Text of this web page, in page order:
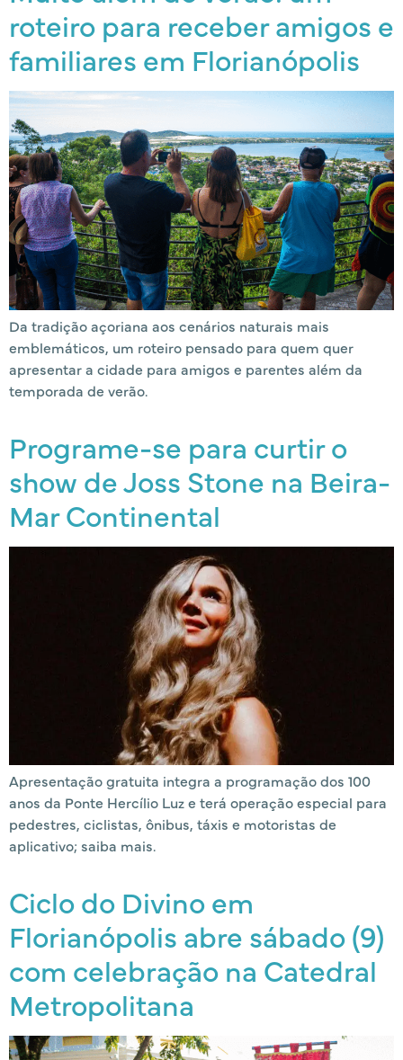
roteiro para receber amigos e
familiares em Florianópolis
Da tradição açoriana aos cenários naturais mais
emblemáticos, um roteiro pensado para quem quer
apresentar a cidade para amigos e parentes além da
temporada de verão.
Programe-se para curtir o
show de Joss Stone na Beira-
Mar Continental
Apresentação gratuita integra a programação dos 100
anos da Ponte Hercílio Luz e terá operação especial para
pedestres, ciclistas, ônibus, táxis e motoristas de
aplicativo; saiba mais.
Ciclo do Divino em
Florianópolis abre sábado (9)
com celebração na Catedral
Metropolitana